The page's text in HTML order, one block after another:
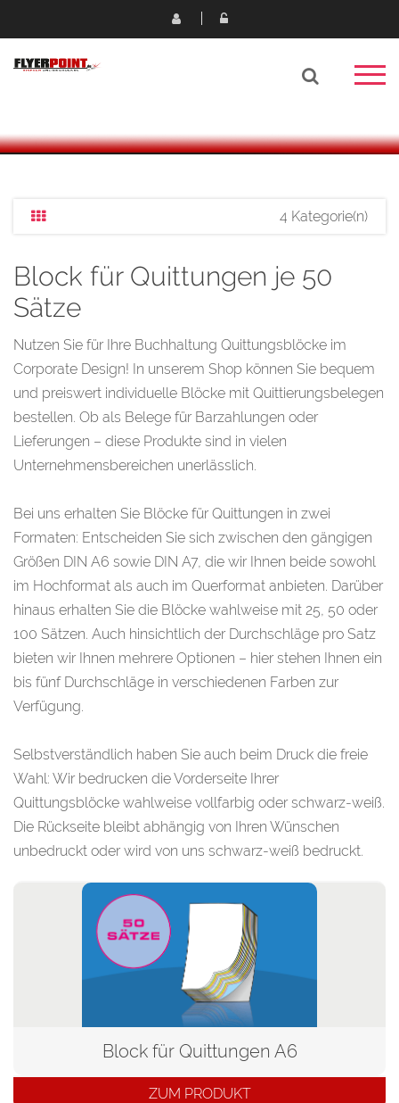
4 Kategorie(n)
Block für Quittungen je 50
Sätze
Nutzen Sie für Ihre Buchhaltung Quittungsblöcke im
Corporate Design! In unserem Shop können Sie bequem
und preiswert individuelle Blöcke mit Quittierungsbelegen
bestellen. Ob als Belege für Barzahlungen oder
Lieferungen – diese Produkte sind in vielen
Unternehmensbereichen unerlässlich.
Bei uns erhalten Sie Blöcke für Quittungen in zwei
Formaten: Entscheiden Sie sich zwischen den gängigen
Größen DIN A6 sowie DIN A7, die wir Ihnen beide sowohl
im Hochformat als auch im Querformat anbieten. Darüber
hinaus erhalten Sie die Blöcke wahlweise mit 25, 50 oder
100 Sätzen. Auch hinsichtlich der Durchschläge pro Satz
bieten wir Ihnen mehrere Optionen – hier stehen Ihnen ein
bis fünf Durchschläge in verschiedenen Farben zur
Verfügung.
Selbstverständlich haben Sie auch beim Druck die freie
Wahl: Wir bedrucken die Vorderseite Ihrer
Quittungsblöcke wahlweise vollfarbig oder schwarz-weiß.
Die Rückseite bleibt abhängig von Ihren Wünschen
unbedruckt oder wird von uns schwarz-weiß bedruckt.
Block für Quittungen A6
ZUM PRODUKT